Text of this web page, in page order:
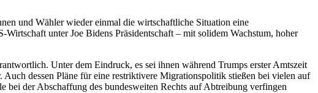
und Wähler wieder einmal die wirt­schaftliche Situation eine
unter Joe Bidens Präsidentschaft – mit solidem Wachstum, hoher
Unter dem Ein­druck, es sei ihnen während Trumps erster Amtszeit
dessen Pläne für eine restriktivere Migrationspolitik stießen bei vielen auf
der Abschaffung des bundesweiten Rechts auf Abtreibung ver­fingen